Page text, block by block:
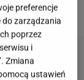
preferencje
do zarządzania
poprzez
i
Zmiana
ustawień